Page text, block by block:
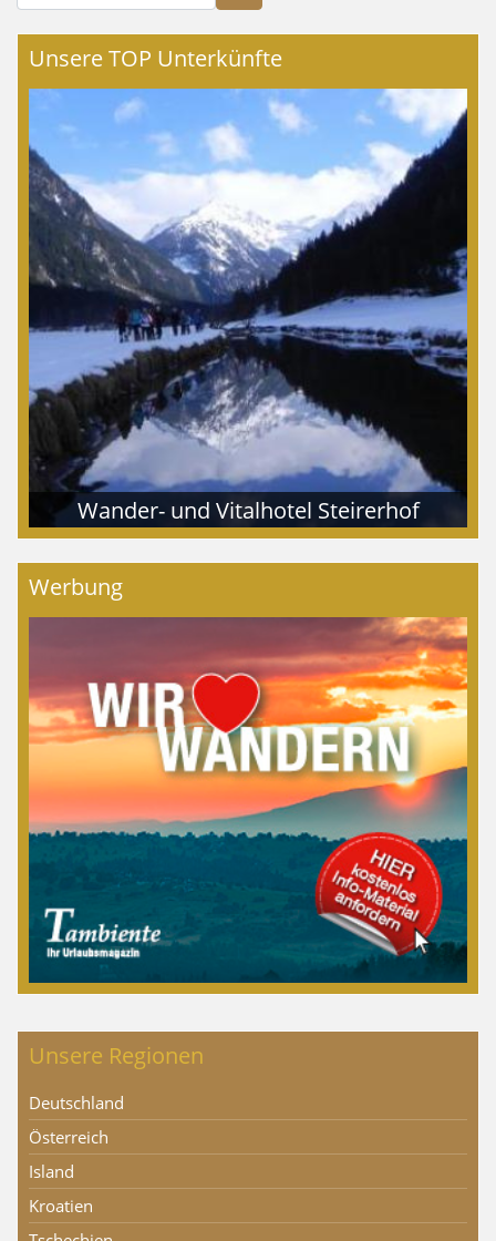
Unsere TOP Unterkünfte
Wander- und Vitalhotel Steirerhof
Werbung
Unsere Regionen
Deutschland
Österreich
Island
Kroatien